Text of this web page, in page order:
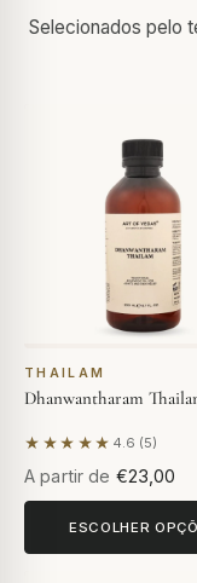
Selecionados pelo
THAILAM
Dhanwantharam
★★★★★ 4.6 (5)
Com base em 5
A partir de €23,00
ESCOLHER